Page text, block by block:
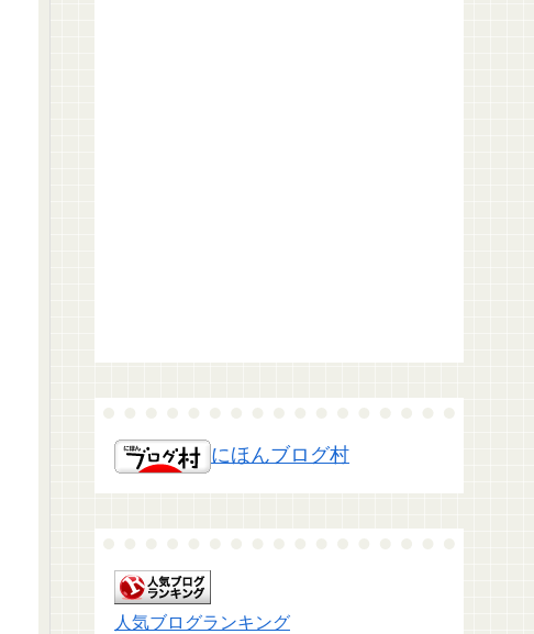
にほんブログ村
人気ブログランキング